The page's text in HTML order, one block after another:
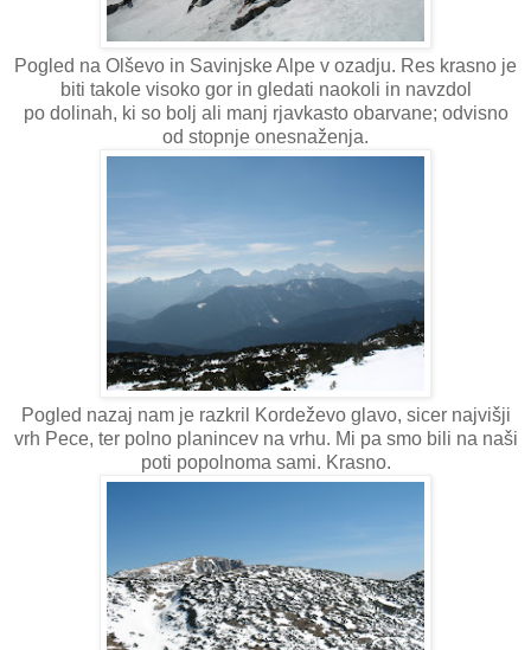
Pogled na Olševo in Savinjske Alpe v ozadju. Res krasno je
biti takole visoko gor in gledati naokoli in navzdol
po dolinah, ki so bolj ali manj rjavkasto obarvane; odvisno
od stopnje onesnaženja.
Pogled nazaj nam je razkril Kordeževo glavo, sicer najvišji
vrh Pece, ter polno planincev na vrhu. Mi pa smo bili na naši
poti popolnoma sami. Krasno.